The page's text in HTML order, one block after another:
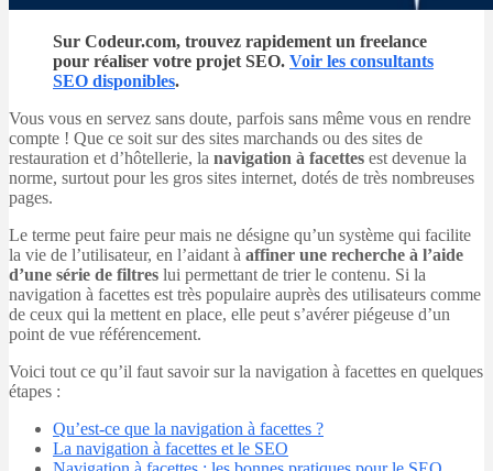
Sur Codeur.com, trouvez rapidement un freelance
pour réaliser votre projet SEO. Voir les consultants
SEO disponibles.
Vous vous en servez sans doute, parfois sans même vous en rendre
compte ! Que ce soit sur des sites marchands ou des sites de
restauration et d’hôtellerie, la navigation à facettes est devenue la
norme, surtout pour les gros sites internet, dotés de très nombreuses
pages.
Le terme peut faire peur mais ne désigne qu’un système qui facilite
la vie de l’utilisateur, en l’aidant à affiner une recherche à l’aide
d’une série de filtres lui permettant de trier le contenu. Si la
navigation à facettes est très populaire auprès des utilisateurs comme
de ceux qui la mettent en place, elle peut s’avérer piégeuse d’un
point de vue référencement.
Voici tout ce qu’il faut savoir sur la navigation à facettes en quelques
étapes :
Qu’est-ce que la navigation à facettes ?
La navigation à facettes et le SEO